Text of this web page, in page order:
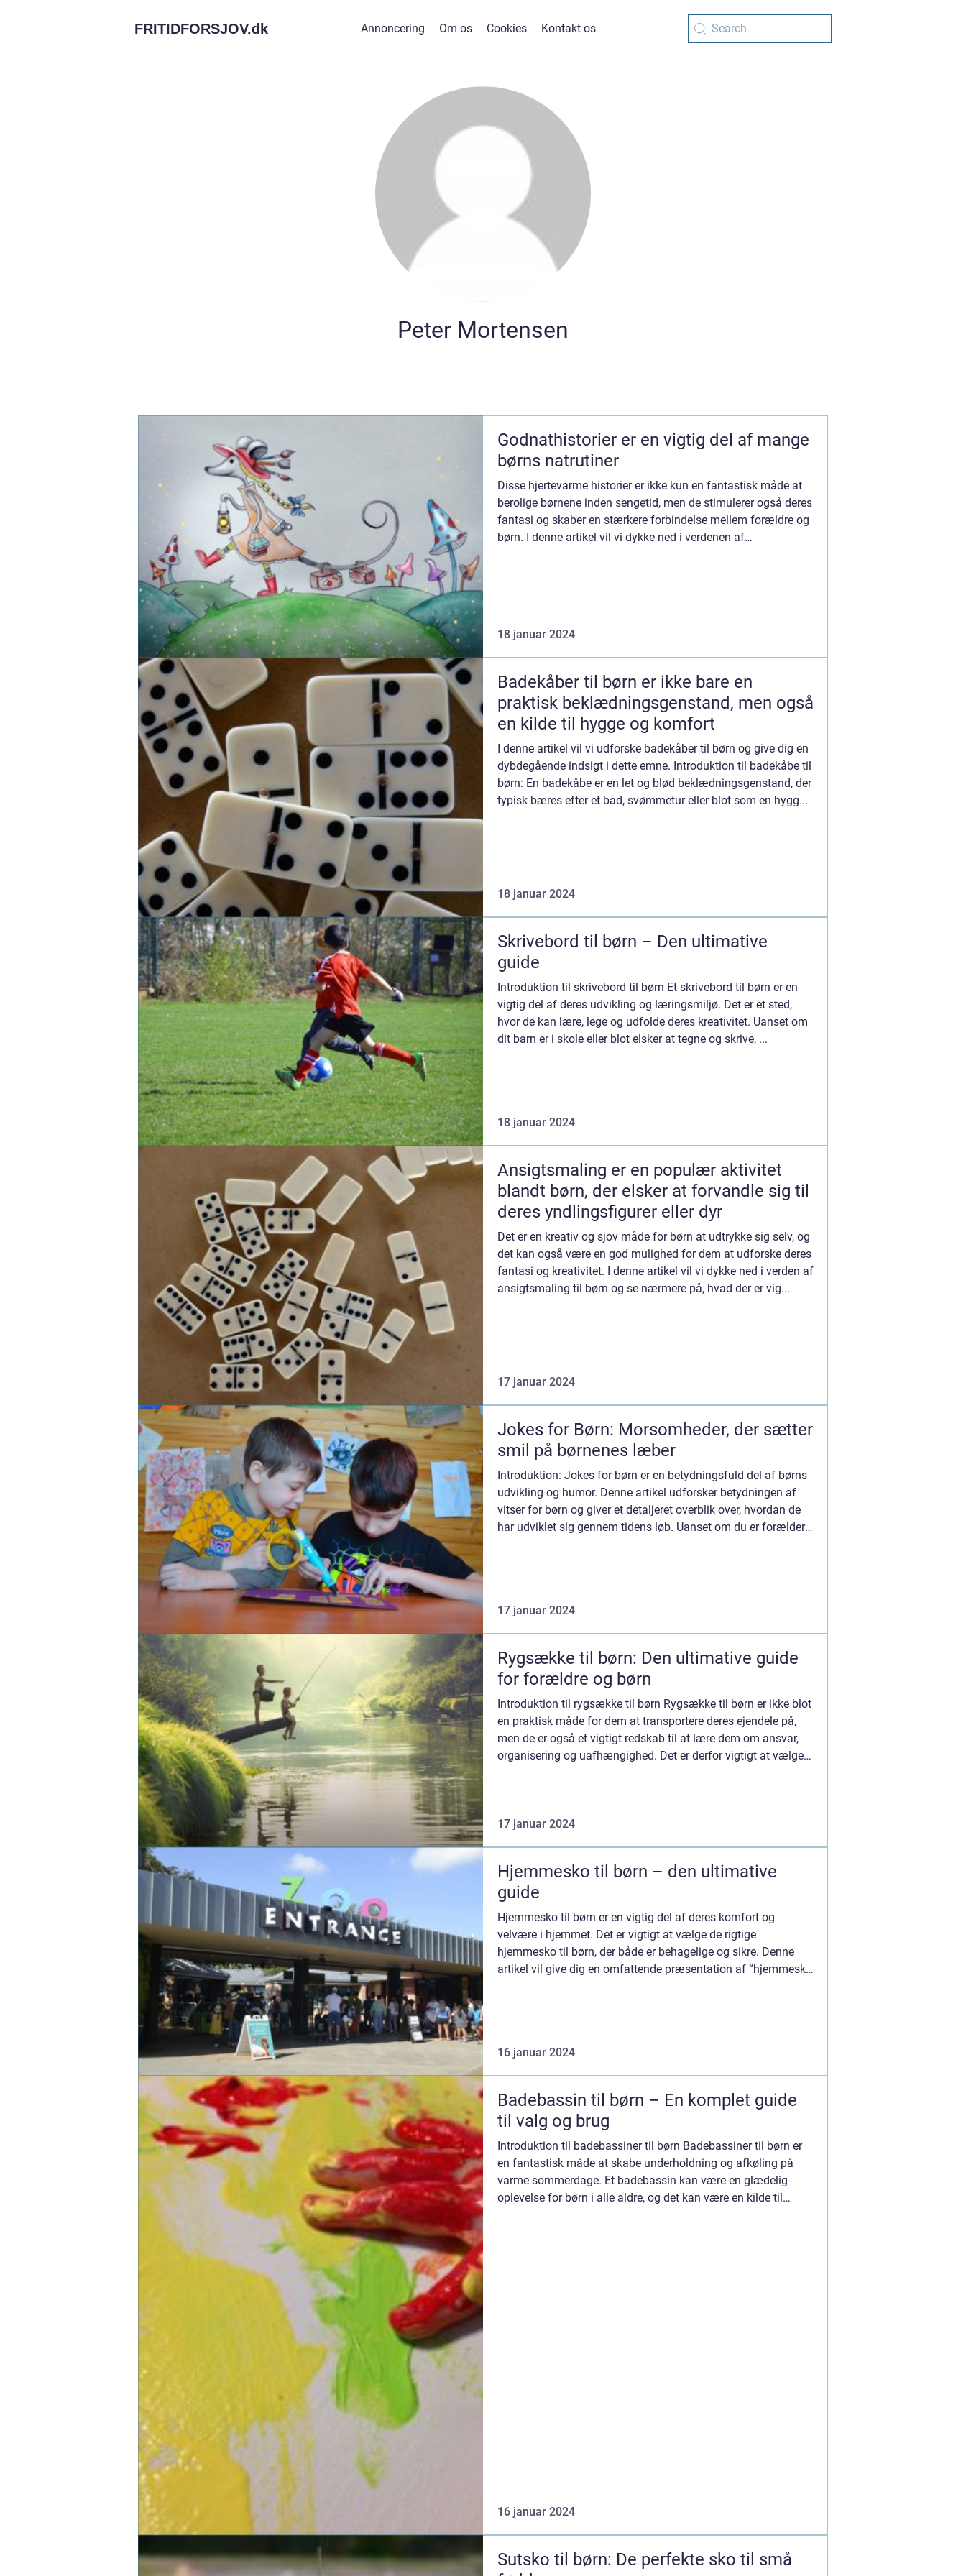
FRITIDFORSJOV.dk Annoncering Om os Cookies Kontakt os
Peter Mortensen
Godnathistorier er en vigtig del af mange
børns natrutiner
Disse hjertevarme historier er ikke kun en fantastisk måde at
berolige børnene inden sengetid, men de stimulerer også deres
fantasi og skaber en stærkere forbindelse mellem forældre og
børn. I denne artikel vil vi dykke ned i verdenen af
18 januar 2024
Badekåber til børn er ikke bare en
praktisk beklædningsgenstand, men også
en kilde til hygge og komfort
I denne artikel vil vi udforske badekåber til børn og give dig en
dybdegående indsigt i dette emne. Introduktion til badekåbe til
børn: En badekåbe er en let og blød beklædningsgenstand, der
typisk bæres efter et bad, svømmetur eller blot som en hygg...
18 januar 2024
Skrivebord til børn – Den ultimative
guide
Introduktion til skrivebord til børn Et skrivebord til børn er en
vigtig del af deres udvikling og læringsmiljø. Det er et sted,
hvor de kan lære, lege og udfolde deres kreativitet. Uanset om
dit barn er i skole eller blot elsker at tegne og skrive, ...
18 januar 2024
Ansigtsmaling er en populær aktivitet
blandt børn, der elsker at forvandle sig til
deres yndlingsfigurer eller dyr
Det er en kreativ og sjov måde for børn at udtrykke sig selv, og
det kan også være en god mulighed for dem at udforske deres
fantasi og kreativitet. I denne artikel vil vi dykke ned i verden af
ansigtsmaling til børn og se nærmere på, hvad der er vig...
17 januar 2024
Jokes for Børn: Morsomheder, der sætter
smil på børnenes læber
Introduktion: Jokes for børn er en betydningsfuld del af børns
udvikling og humor. Denne artikel udforsker betydningen af
vitser for børn og giver et detaljeret overblik over, hvordan de
har udviklet sig gennem tidens løb. Uanset om du er forælder,
17 januar 2024
Rygsække til børn: Den ultimative guide
for forældre og børn
Introduktion til rygsække til børn Rygsække til børn er ikke blot
en praktisk måde for dem at transportere deres ejendele på,
men de er også et vigtigt redskab til at lære dem om ansvar,
organisering og uafhængighed. Det er derfor vigtigt at vælge
17 januar 2024
Hjemmesko til børn – den ultimative
guide
Hjemmesko til børn er en vigtig del af deres komfort og
velvære i hjemmet. Det er vigtigt at vælge de rigtige
hjemmesko til børn, der både er behagelige og sikre. Denne
artikel vil give dig en omfattende præsentation af “hjemmesko
16 januar 2024
Badebassin til børn – En komplet guide
til valg og brug
Introduktion til badebassiner til børn Badebassiner til børn er
en fantastisk måde at skabe underholdning og afkøling på
varme sommerdage. Et badebassin kan være en glædelig
oplevelse for børn i alle aldre, og det kan være en kilde til
16 januar 2024
Sutsko til børn: De perfekte sko til små